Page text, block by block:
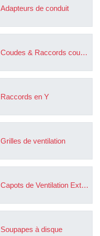
Adapteurs de conduit
Coudes & Raccords courbés
Raccords en Y
Grilles de ventilation
Capots de Ventilation Extérieures
Soupapes à disque